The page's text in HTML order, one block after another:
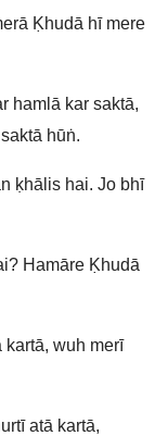
Ḳhudā hī mere
hamlā kar saktā,
hūṅ.
ḳhālis hai. Jo bhī
Hamāre Ḳhudā
wuh merī
atā kartā,